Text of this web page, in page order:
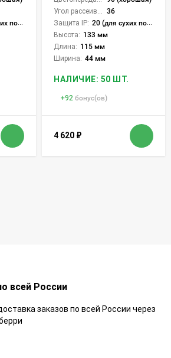
пом.)
36
Защита IP: 20 (для сухих пом.)
Высота: 133 мм
Длина: 115 мм
Ширина: 44 мм
НАЛИЧИЕ: 50 ШТ.
+92 бонус(ов)
4 620 ₽
всей России
заказов по всей России через